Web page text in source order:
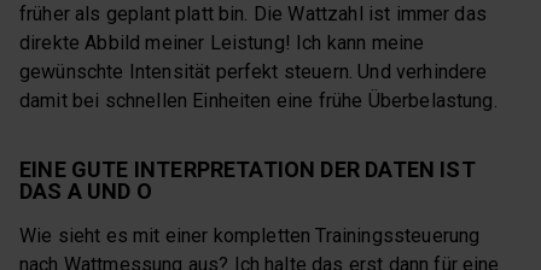
früher als geplant platt bin. Die Wattzahl ist immer das
direkte Abbild meiner Leistung! Ich kann meine
gewünschte Intensität perfekt steuern. Und verhindere
damit bei schnellen Einheiten eine frühe Überbelastung.
EINE GUTE INTERPRETATION DER DATEN IST
DAS A UND O
Wie sieht es mit einer kompletten Trainingssteuerung
nach Wattmessung aus? Ich halte das erst dann für eine